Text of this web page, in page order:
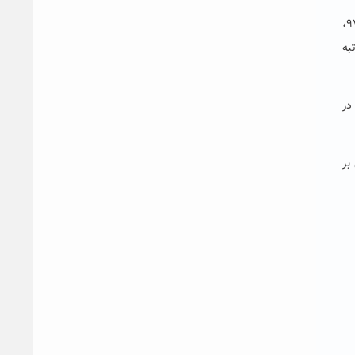
معاون آموزش و تحصیلات تکمیلی دانشگاه حکیم سبزواری نیز در این نشست با اشاره به ارتقای اعضای هیات علمی این دانشگاه در سال ۹۷،
از مرتبه
در